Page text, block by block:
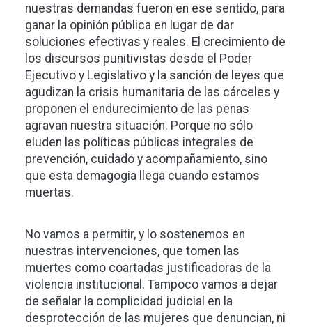
nuestras demandas fueron en ese sentido, para
ganar la opinión pública en lugar de dar
soluciones efectivas y reales. El crecimiento de
los discursos punitivistas desde el Poder
Ejecutivo y Legislativo y la sanción de leyes que
agudizan la crisis humanitaria de las cárceles y
proponen el endurecimiento de las penas
agravan nuestra situación. Porque no sólo
eluden las políticas públicas integrales de
prevención, cuidado y acompañamiento, sino
que esta demagogia llega cuando estamos
muertas.
No vamos a permitir, y lo sostenemos en
nuestras intervenciones, que tomen las
muertes como coartadas justificadoras de la
violencia institucional. Tampoco vamos a dejar
de señalar la complicidad judicial en la
desprotección de las mujeres que denuncian, ni